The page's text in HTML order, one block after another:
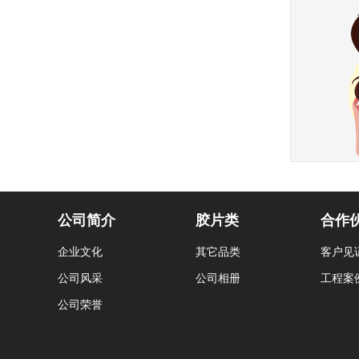
公司简介
企业文化
公司风采
公司荣誉
胶片类
其它品类
公司相册
合作
客户见
工程案